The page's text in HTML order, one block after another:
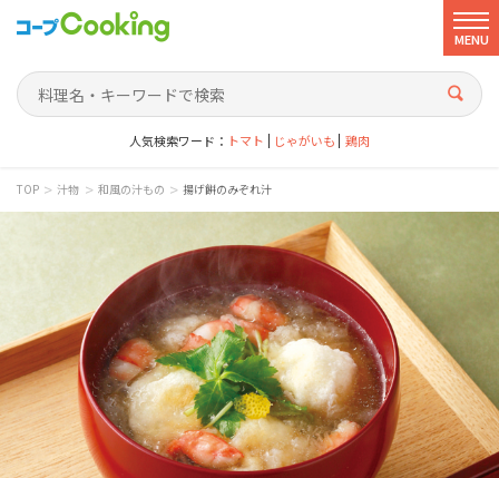
MENU
人気検索ワード： トマト じゃがいも 鶏肉
TOP > 汁物 > 和風の汁もの > 揚げ餅のみぞれ汁